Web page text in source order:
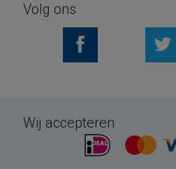
Volg ons
Wij accepteren